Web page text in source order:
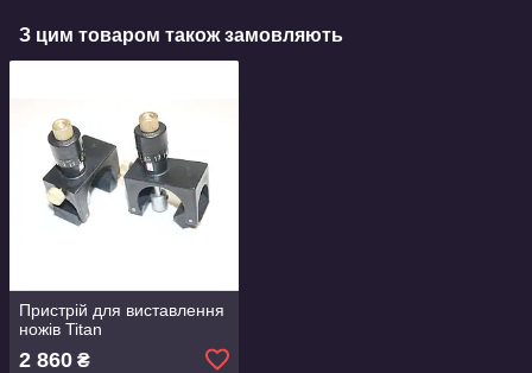
З цим товаром також замовляють
Пристрій для виставлення
ножів Titan
2 860 ₴